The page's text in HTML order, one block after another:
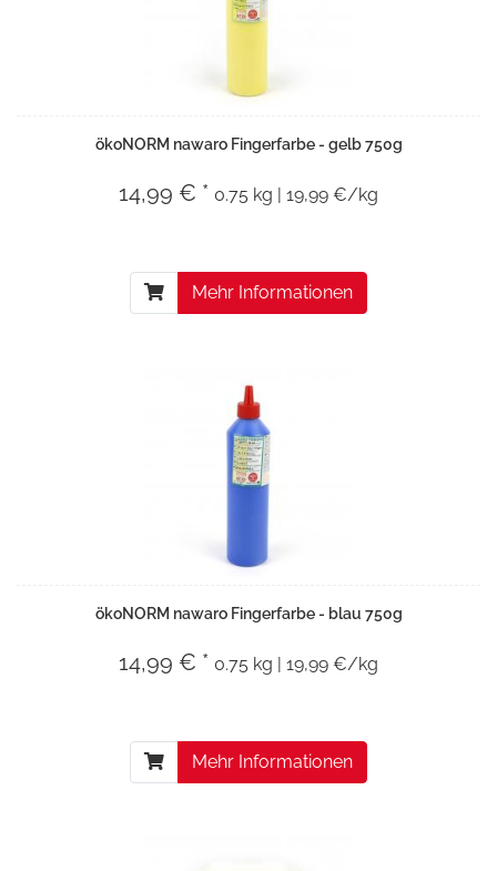
ökoNORM nawaro Fingerfarbe - gelb 750g
14,99 € * 0.75 kg | 19,99 €/kg
Mehr Informationen
ökoNORM nawaro Fingerfarbe - blau 750g
14,99 € * 0.75 kg | 19,99 €/kg
Mehr Informationen